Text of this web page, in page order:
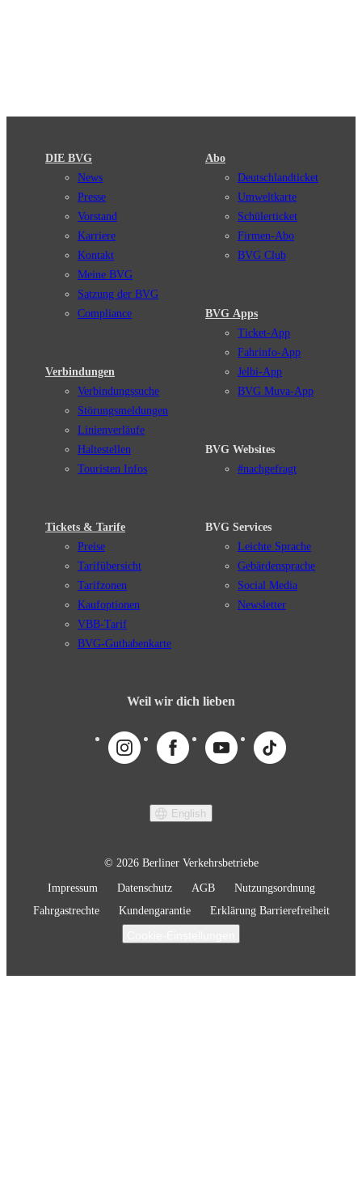
DIE BVG
News
Presse
Vorstand
Karriere
Kontakt
Meine BVG
Satzung der BVG
Compliance
Verbindungen
Verbindungssuche
Störungsmeldungen
Linienverläufe
Haltestellen
Touristen Infos
Tickets & Tarife
Preise
Tarifübersicht
Tarifzonen
Kaufoptionen
VBB-Tarif
BVG-Guthabenkarte
Abo
Deutschlandticket
Umweltkarte
Schülerticket
Firmen-Abo
BVG Club
BVG Apps
Ticket-App
Fahrinfo-App
Jelbi-App
BVG Muva-App
BVG Websites
#nachgefragt
BVG Services
Leichte Sprache
Gebärdensprache
Social Media
Newsletter
Weil wir dich lieben
English
© 2026 Berliner Verkehrsbetriebe
Impressum Datenschutz AGB
Nutzungsordnung
Fahrgastrechte
Kundengarantie Erklärung Barrierefreiheit